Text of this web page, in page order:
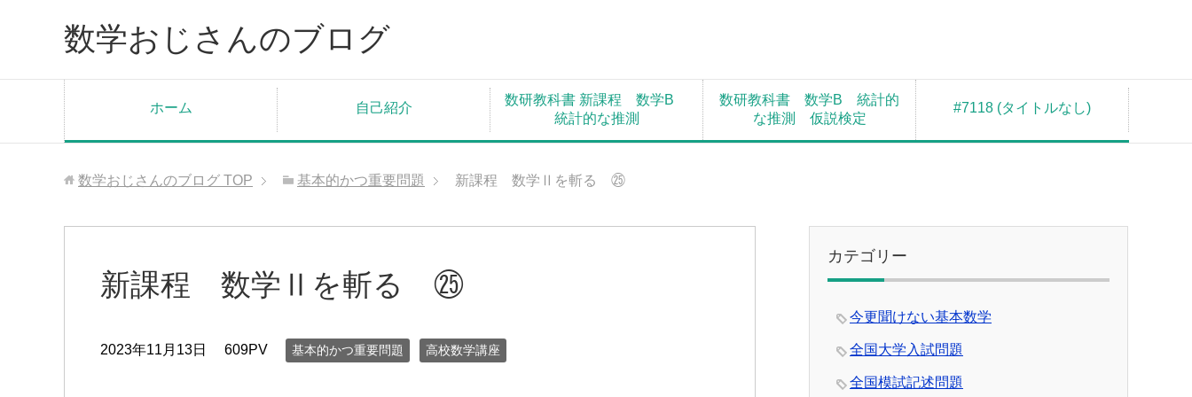
数学おじさんのブログ
ホーム 自己紹介
数研教科書 新課程 数学B
統計的な推測
数研教科書 数学B 統計的
な推測 仮説検定
#7118 (タイトルなし)
数学おじさんのブログ TOP 基本的かつ重要問題 新課程 数学Ⅱを斬る ㉕
新課程 数学Ⅱを斬る ㉕
2023年11月13日 609PV 基本的かつ重要問題 高校数学講座
カテゴリー
今更聞けない基本数学
全国大学入試問題
全国模試記述問題